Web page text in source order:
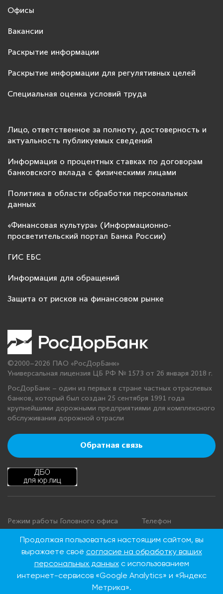
Офисы
Вакансии
Раскрытие информации
Раскрытие информации для регулятивных целей
Специальная оценка условий труда
Лицо, ответственное за полноту, достоверность и
актуальность публикуемых сведений
Информация о процентных ставках по договорам
банковского вклада с физическими лицами
Политика в области обработки персональных
данных
«Финансовая культура» (Информационно-
просветительский портал Банка России)
ГИС ЕБС
Информация для обращений
Защита от рисков на финансовом рынке
©2000–2026 ПАО «РосДорБанк»
Универсальная лицензия ЦБ РФ № 1573 от 26 января 2018 г.
РосДорБанк – один из первых в стране частных отраслевых
банков, который был создан 25 сентября 1991 года
крупнейшими дорожными предприятиями для комплексного
обслуживания дорожной отрасли
Обратная связь
Режим работы Головного офиса
Понедельник - четверг: с 9:00 до
18:00
Суббота, воскресенье: выходные
Телефон
+7 495 276 00 22
8 800 100 00 22
России)
Продолжая пользоваться настоящим сайтом, вы
выражаете своё согласие на обработку ваших
персональных данныхс использованием
интернет-сервисов «Google Analytics» и «Яндекс
Метрика».